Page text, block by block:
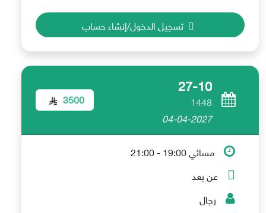
تسجيل الدخول/إنشاء حساب
27-10
1448
04-04-2027
3500
مسائي 19:00 - 21:00
عن بعد
رجال